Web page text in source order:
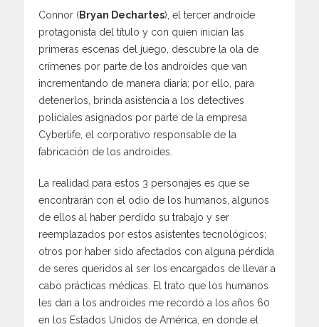
Connor (Bryan Dechartes), el tercer androide
protagonista del título y con quien inician las
primeras escenas del juego, descubre la ola de
crímenes por parte de los androides que van
incrementando de manera diaria; por ello, para
detenerlos, brinda asistencia a los detectives
policiales asignados por parte de la empresa
Cyberlife, el corporativo responsable de la
fabricación de los androides.
La realidad para estos 3 personajes es que se
encontrarán con el odio de los humanos, algunos
de ellos al haber perdido su trabajo y ser
reemplazados por estos asistentes tecnológicos;
otros por haber sido afectados con alguna pérdida
de seres queridos al ser los encargados de llevar a
cabo prácticas médicas. El trato que los humanos
les dan a los androides me recordó a los años 60
en los Estados Unidos de América, en donde el